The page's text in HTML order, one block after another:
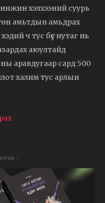
хэлхээний суурь
амьтдын амьдрах
хэдий ч тус бүс нутаг нь
аюултайд
аравдугаар сард 500
халим тус арлын
-